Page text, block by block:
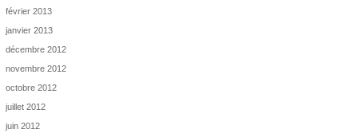
février 2013
janvier 2013
décembre 2012
novembre 2012
octobre 2012
juillet 2012
juin 2012